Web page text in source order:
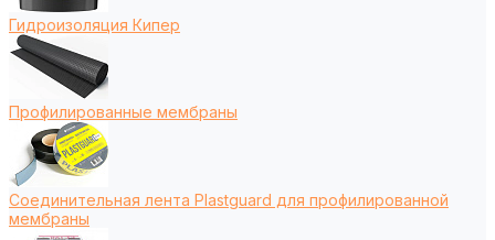
Гидроизоляция Кипер
Профилированные мембраны
Соединительная лента Plastguard для профилированной
мембраны